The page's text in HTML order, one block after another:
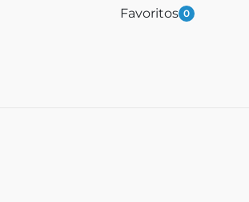
Favoritos 0